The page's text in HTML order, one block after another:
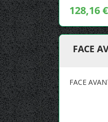
128,16
FACE
FACE